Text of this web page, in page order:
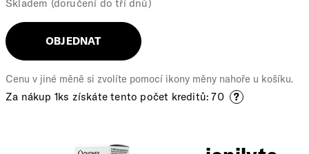
Skladem (doručení do tří dnů)
OBJEDNAT
Cenu v jiné měně si zvolíte pomocí ikony měny nahoře u košíku.
Za nákup 1ks získáte tento počet kreditů: 70 ?